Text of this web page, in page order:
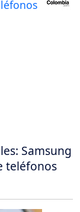
Samsung
teléfonos